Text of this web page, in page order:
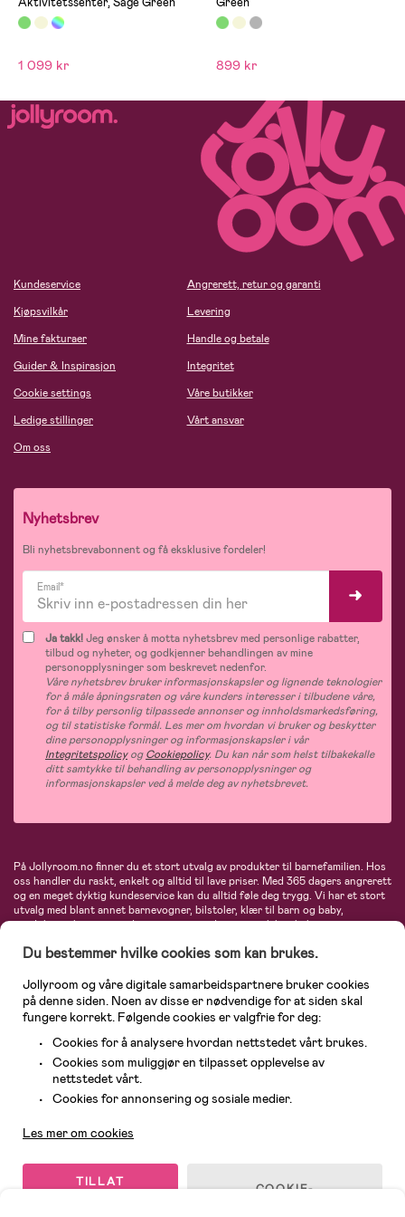
bordet for at det skulle bli
fikset valgte jeg heller å sy
det selv. Alt i alt har vi vært
1 099 kr 899 kr
Kundeservice
Kjøpsvilkår
Mine fakturaer
Guider & Inspirasjon
Cookie settings
Ledige stillinger
Om oss
Angrerett, retur og garanti
Levering
Handle og betale
Integritet
Våre butikker
Vårt ansvar
Nyhetsbrev
Bli nyhetsbrevabonnent og få eksklusive fordeler!
Email*
Ja takk!Jeg ønsker å motta nyhetsbrev med personlige rabatter,
tilbud og nyheter, og godkjenner behandlingen av mine
personopplysninger som beskrevet nedenfor.
Våre nyhetsbrev bruker informasjonskapsler og lignende teknologier
for å måle åpningsraten og våre kunders interesser i tilbudene våre,
for å tilby personlig tilpassede annonser og innholdsmarkedsføring,
og til statistiske formål. Les mer om hvordan vi bruker og beskytter
dine personopplysninger og informasjonskapsler i vår
IntegritetspolicyogCookiepolicy. Du kan når som helst tilbakekalle
ditt samtykke til behandling av personopplysninger og
informasjonskapsler ved å melde deg av nyhetsbrevet.
På Jollyroom.no finner du et stort utvalg av produkter til barnefamilien. Hos
oss handler du raskt, enkelt og alltid til lave priser. Med 365 dagers angrerett
og en meget dyktig kundeservice kan du alltid føle deg trygg. Vi har et stort
utvalg med blant annet barnevogner, bilstoler, klær til barn og baby,
produkter til mor, mengder av inspirerende interiør, leker, babyustyr og mye
Maxi-Cosi, Baby Jogger, BabyBjörn, Didriksons, KidKraft, Ergobaby, Philips
største nettbutikk for barn og baby!
Du bestemmer hvilke cookies som kan brukes.
Jollyroom og våre digitale samarbeidspartnere bruker cookies
på denne siden. Noen av disse er nødvendige for at siden skal
fungere korrekt. Følgende cookies er valgfrie for deg:
Cookies for å analysere hvordan nettstedet vårt brukes.
Cookies som muliggjør en tilpasset opplevelse av
nettstedet vårt.
Cookies for annonsering og sosiale medier.
Les mer om cookies
TILLAT
COOKIE-